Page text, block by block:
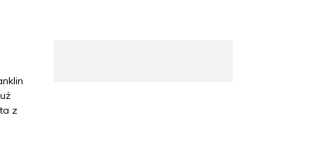
z